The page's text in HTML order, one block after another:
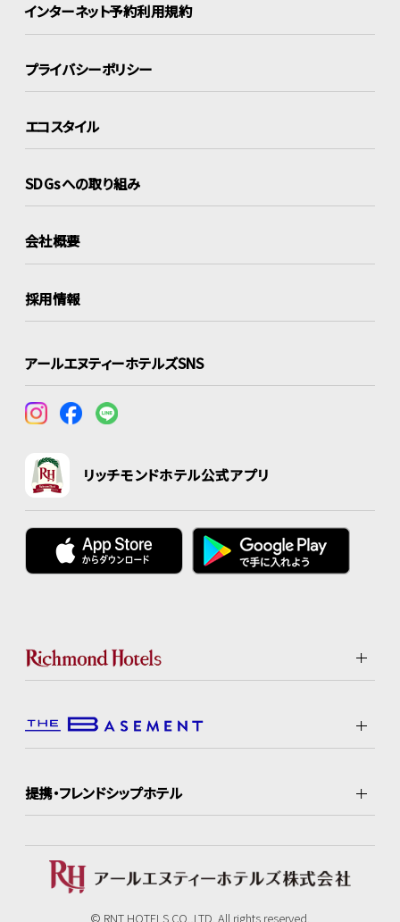
インターネット予約利用規約
プライバシーポリシー
エコスタイル
SDGsへの取り組み
会社概要
採用情報
アールエヌティーホテルズSNS
リッチモンドホテル公式アプリ
提携・フレンドシップホテル
© RNT HOTELS CO.,LTD. All rights reserved.